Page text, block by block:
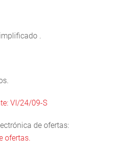
.
VI/24/09-S
de ofertas:
ofertas.